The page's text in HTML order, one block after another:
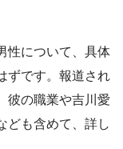
性について、具体
ずです。報道され
彼の職業や吉川愛
ども含めて、詳し